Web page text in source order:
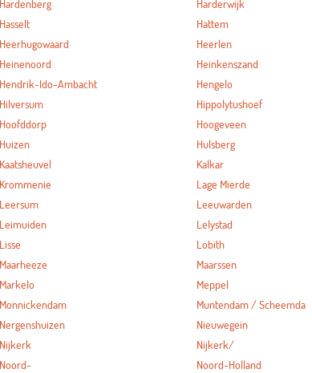
Hardenberg Harderwijk
Hasselt Hattem
Heerhugowaard Heerlen
Heinenoord Heinkenszand
Hendrik-Ido-Ambacht Hengelo
Hilversum Hippolytushoef
Hoofddorp Hoogeveen
Huizen Hulsberg
Kaatsheuvel Kalkar
Krommenie Lage Mierde
Leersum Leeuwarden
Leimuiden Lelystad
Lisse Lobith
Maarheeze Maarssen
Markelo Meppel
Monnickendam Muntendam / Scheemda
Nergenshuizen Nieuwegein
Nijkerk Nijkerk/
Noord-
Noord-Holland